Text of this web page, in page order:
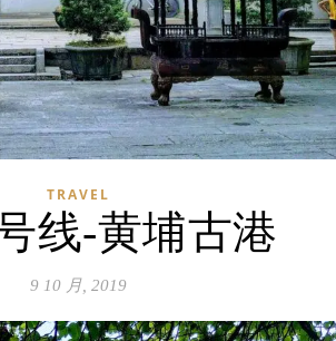
TRAVEL
线-黄埔古港
9 10 月, 2019